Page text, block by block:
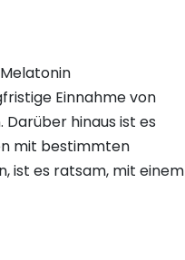
Einnahme von
hinaus ist es
mit bestimmten
ist es ratsam, mit einem